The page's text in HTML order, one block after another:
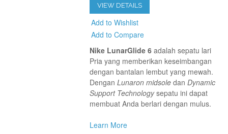
VIEW DETAILS
Add to Wishlist
Add to Compare
Nike LunarGlide 6 adalah sepatu lari
Pria yang memberikan keseimbangan
dengan bantalan lembut yang mewah.
Dengan Lunaron midsole dan Dynamic
Support Technologysepatu ini dapat
membuat Anda berlari dengan mulus.
Learn More